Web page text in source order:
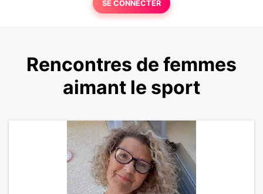
SE CONNECTER
Rencontres de femmes
aimant le sport